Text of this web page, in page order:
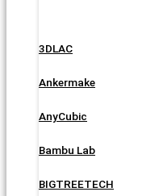
3DLAC
Ankermake
AnyCubic
Bambu Lab
BIGTREETECH